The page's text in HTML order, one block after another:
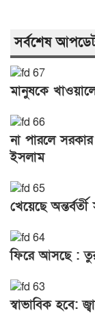
সর্বশেষ
মানুষকে
না পারলে সরকার
ইসলাম
খেয়েছে
ফিরে আসছে :
স্বাভাবিক হবে: